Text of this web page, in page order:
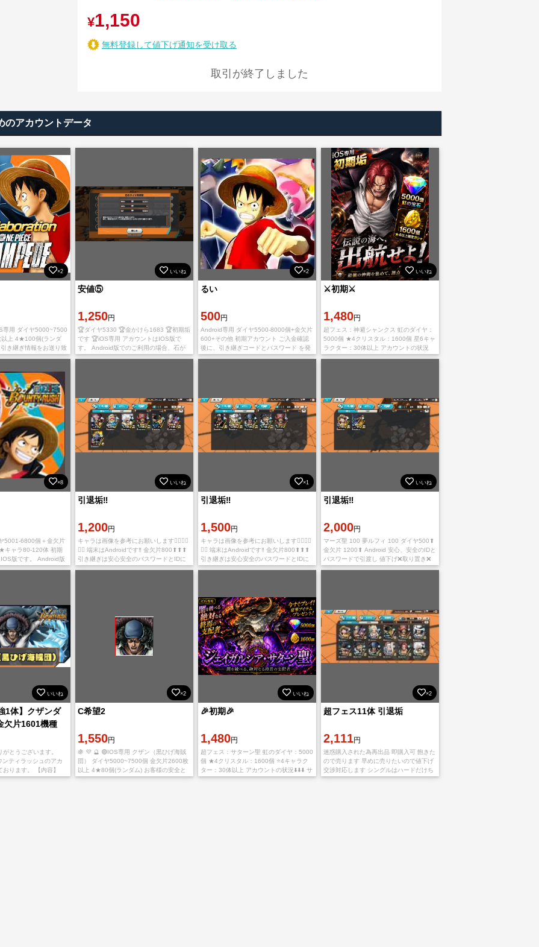
¥1,150
無料登録して値下げ通知を受け取る
取引が終了しました
のアカウントデータ
×2
専用 ダイヤ5000~7500
以上 4★100個(ランダ
き継ぎ情報をお送り致
心よりお待ちしており
いいね
安値⑤
1,250円
🏆ダイヤ5330 🏆金かけら1683 🏆初期垢
です 🏆iOS専用 アカウントはIOS版で
す。 Android版でのご利用の場合、石が
引き継ぎ時に消滅します 入金確認後、
×2
るい
500円
Android専用 ダイヤ5500-8000個+金欠片
600+その他 初期アカウント ご入金確認
後に、引き継ぎコードとパスワード を発
送致します ご利用、心よりお待ちしてお
いいね
⚔️初期⚔️
1,480円
超フェス：神避シャンクス 虹のダイヤ：
5000個 ★4クリスタル：1600個 星6キャ
ラクター：30体以上 アカウントの状況
⬇️⬇️⬇️ サーバー：日本 iOS専用アカウント
×8
5001-6800個＋金欠片
キャラ80-120体 初期
版です。 Android版
、石が引き継ぎ時に消
いいね
引退垢‼️
1,200円
キャラは画像を参考にお願いします🙇‍♀️🙇‍♀️
🙇‍♀️ 端末はAndroidです‼️ 金欠片800⬆⬆⬆
引き継ぎは安心安全のパスワードとIDに
なります😌 値下げ、取り置き、専
×1
引退垢‼️
1,500円
キャラは画像を参考にお願いします🙇‍♀️🙇‍♀️
🙇‍♀️ 端末はAndroidです‼️ 金欠片800⬆⬆⬆
引き継ぎは安心安全のパスワードとIDに
なります😌 値下げ、取り置き、専
いいね
引退垢‼️
2,000円
マーズ聖 100 夢ルフィ 100 ダイヤ500⬆
金欠片 1200⬆ Android 安心、安全のIDと
パスワードで引渡し 値下げ❌取り置き❌
即購入🔺（購入後1時間以内にお支払いと
いいね
1体】クザンダ
欠片1601機種
がとうございます。
ティラッシュのアカ
ります。 【内容】
ダイヤ5000~6500個
×2
C希望2
1,550円
🍇 💜 🔮 🟣IOS専用 クザン（黒ひげ海賊
団） ダイヤ5000~7500個 金欠片2600枚
以上 4★80個(ランダム) お客様の安全と
プライバシーを最優先に考え、厳重なセ
いいね
🎉初期🎉
1,480円
超フェス：サターン聖 虹のダイヤ：5000
個 ★4クリスタル：1600個 ⭐4キャラク
ター：30体以上 アカウントの状況⬇️⬇️⬇️ サ
ーバー：日本 iOS専用アカウント プレイ
×2
超フェス11体 引退垢
2,111円
迷惑購入された為再出品 即購入可 飽きた
ので売ります 早めに売りたいので値下げ
交渉対応します シングルはハードだけち
ょっと残ってます 超フェス 夢ルフィ Sス